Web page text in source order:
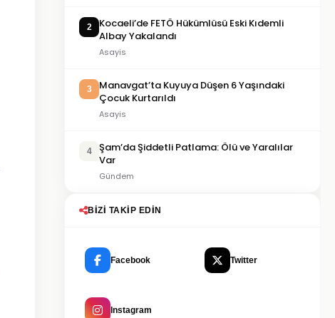
2
Kocaeli’de FETÖ Hükümlüsü Eski Kıdemli
Albay Yakalandı
Asayis
3
Manavgat’ta Kuyuya Düşen 6 Yaşındaki
Çocuk Kurtarıldı
Asayis
4
Şam’da Şiddetli Patlama: Ölü ve Yaralılar
Var
Gündem
BIZI TAKIP EDIN
Facebook Twitter
Instagram